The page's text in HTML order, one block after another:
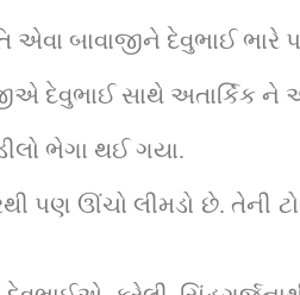
બાવાજીને દેવુભાઈ ભારે
દેવુભાઈ સાથે અતાર્કિક
ભેગા થઈ ગયા.
પણ ઊંચો લીમડો છે. તેની